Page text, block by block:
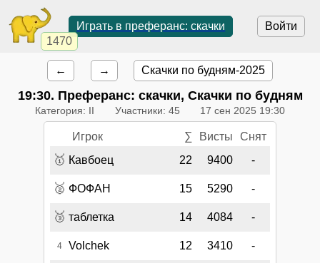
1470
Войти
Играть в преферанс: скачки
← → Скачки по будням-2025
19:30. Преферанс: скачки, Скачки по будням
Категория: II Участники: 45 17 сен 2025 19:30
Игрок ∑ Висты Снят
🥇 Кавбоец 22 9400 -
🥈 ФОФАН 15 5290 -
🥉 таблетка 14 4084 -
4 Volchek 12 3410 -